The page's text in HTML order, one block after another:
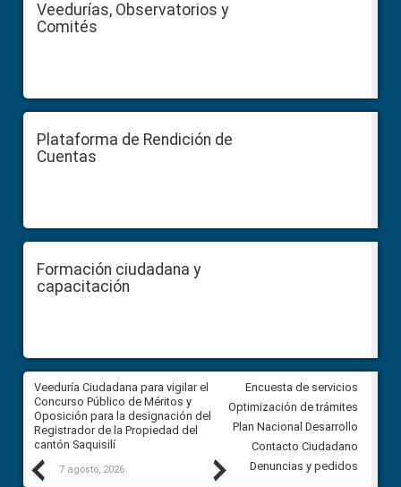
Veedurías, Observatorios y
Comités
Plataforma de Rendición de
Cuentas
Formación ciudadana y
capacitación
Previous
Veeduría Ciudadana para vigilar el
Concurso Público de Méritos y
Oposición para la designación del
Registrador de la Propiedad del
cantón Saquisilí
7 agosto, 2026
Veeduría Ciudadana para
construcción del asfaltado de
Ballenita del cantón Santa
7 agosto, 2026
Next
Encuesta de servicios
Optimización de trámites
Plan Nacional Desarrollo
Contacto Ciudadano
Denuncias y pedidos